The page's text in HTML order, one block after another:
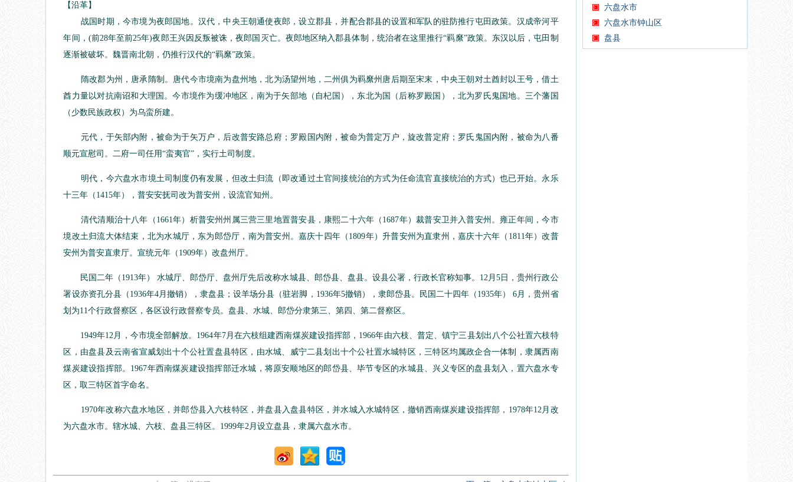
【沿革】
战国时期，今市境为夜郎国地。汉代，中央王朝通使夜郎，设立郡县，并配合郡县的设置和军队的驻防推行屯田政策。汉成帝河平
年间，(前28年至前25年)夜郎王兴因反叛被诛，夜郎国灭亡。夜郎地区纳入郡县体制，统治者在这里推行“羁縻”政策。东汉以后，屯田制
逐渐被破坏。魏晋南北朝，仍推行汉代的“羁縻”政策。
隋改郡为州，唐承隋制。唐代今市境南为盘州地，北为汤望州地，二州俱为羁縻州唐后期至宋末，中央王朝对土酋封以王号，借土
酋力量以对抗南诏和大理国。今市境作为缓冲地区，南为于矢部地（自杞国），东北为国（后称罗殿国），北为罗氏鬼国地。三个藩国
（少数民族政权）为乌蛮所建。
元代，于矢部内附，被命为于矢万户，后改普安路总府；罗殿国内附，被命为普定万户，旋改普定府；罗氏鬼国内附，被命为八番
顺元宣慰司。二府一司任用“蛮夷官”，实行土司制度。
明代，今六盘水市境土司制度仍有发展，但改土归流（即改通过土官间接统治的方式为任命流官直接统治的方式）也已开始。永乐
十三年（1415年），普安安抚司改为普安州，设流官知州。
清代清顺治十八年（1661年）析普安州州属三营三里地置普安县，康熙二十六年（1687年）裁普安卫并入普安州。雍正年间，今市
境改土归流大体结束，北为水城厅，东为郎岱厅，南为普安州。嘉庆十四年（1809年）升普安州为直隶州，嘉庆十六年（1811年）改普
安州为普安直隶厅。宣统元年（1909年）改盘州厅。
民国二年（1913年） 水城厅、郎岱厅、盘州厅先后改称水城县、郎岱县、盘县。设县公署，行政长官称知事。12月5日，贵州行政公
署设亦资孔分县（1936年4月撤销），隶盘县；设羊场分县（驻岩脚，1936年5撤销），隶郎岱县。民国二十四年（1935年） 6月，贵州省
划为11个行政督察区，各区设行政督察专员。盘县、水城、郎岱分隶第三、第四、第二督察区。
1949年12月，今市境全部解放。1964年7月在六枝组建西南煤炭建设指挥部，1966年由六枝、普定、镇宁三县划出八个公社置六枝特
区，由盘县及云南省宣威划出十个公社置盘县特区，由水城、威宁二县划出十个公社置水城特区，三特区均属政企合一体制，隶属西南
煤炭建设指挥部。1967年西南煤炭建设指挥部迁水城，将原安顺地区的郎岱县、毕节专区的水城县、兴义专区的盘县划入，置六盘水专
区，取三特区首字命名。
1970年改称六盘水地区，并郎岱县入六枝特区，并盘县入盘县特区，并水城入水城特区，撤销西南煤炭建设指挥部，1978年12月改
为六盘水市。辖水城、六枝、盘县三特区。1999年2月设立盘县，隶属六盘水市。
六盘水市
六盘水市钟山区
盘县